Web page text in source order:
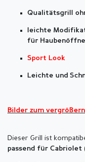
Qualitätsgrill
leichte
für
Sport Look
Leichte und
Bilder zum
Dieser Grill ist
passend für Cabriolet